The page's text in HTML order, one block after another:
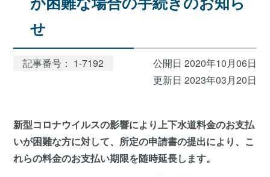
せ
記事番号： 1-7192
公開日 2020年10月06日
更新日 2023年03月20日
新型コロナウイルスの影響により上下水道料金のお支払
いが困難な方に対して、所定の申請書の提出により、こ
れらの料金のお支払い期限を随時延長します。